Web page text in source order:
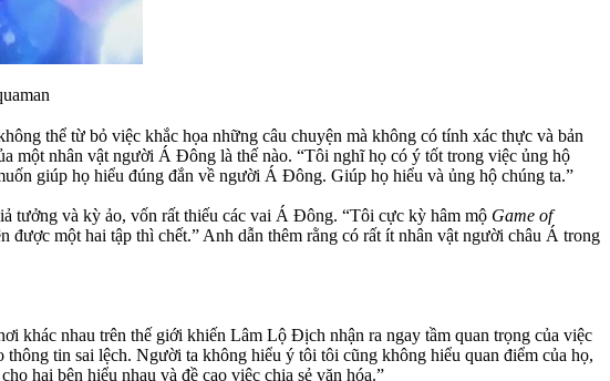
thể từ bỏ việc khắc họa những câu chuyện mà không có tính xác thực và bản
một nhân vật người Á Đông là thế nào. “Tôi nghĩ họ có ý tốt trong việc ủng hộ
giúp họ hiểu đúng đắn về người Á Đông. Giúp họ hiểu và ủng hộ chúng ta.”
tưởng và kỳ ảo, vốn rất thiếu các vai Á Đông. “Tôi cực kỳ hâm mộ Game of
một hai tập thì chết.” Anh dẫn thêm rằng có rất ít nhân vật người châu Á trong
khác nhau trên thế giới khiến Lâm Lộ Địch nhận ra ngay tầm quan trọng của việc
tin sai lệch. Người ta không hiểu ý tôi tôi cũng không hiểu quan điểm của họ,
hai bên hiểu nhau và đề cao việc chia sẻ văn hóa.”